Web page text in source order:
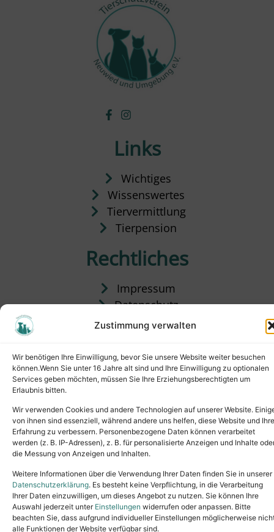
Zustimmung verwalten
Wir benötigen Ihre Einwilligung, bevor Sie unsere Website weiter besuchen
können.Wenn Sie unter 16 Jahre alt sind und Ihre Einwilligung zu optionalen
Services geben möchten, müssen Sie Ihre Erziehungsberechtigten um
Erlaubnis bitten.
Wir verwenden Cookies und andere Technologien auf unserer Website.
von ihnen sind essenziell, während andere uns helfen, diese Website und Ihre
Erfahrung zu verbessern. Personenbezogene Daten können verarbeitet
werden (z. B. IP-Adressen), z. B. für personalisierte Anzeigen und Inhalte
die Messung von Anzeigen und Inhalten.
Weitere Informationen über die Verwendung Ihrer Daten finden Sie in unserer
Datenschutzerklärung. Es besteht keine Verpflichtung, in die Verarbeitung
Ihrer Daten einzuwilligen, um dieses Angebot zu nutzen. Sie können Ihre
Auswahl jederzeit unter Einstellungen widerrufen oder anpassen. Bitte
beachten Sie, dass aufgrund individueller Einstellungen möglicherweise
alle Funktionen der Website verfügbar sind.
Links
Wichtiges
Wissenswertes
Tiervermittlung
Tierpension
Rechtliches
Impressum
Datenschutz
Satzung
Copyright © 2024. All rights reserved.
Tel.: (02631) 55356buero@tierheim-neuwied.de
Ludwigshof 1, 56567 Neuwied